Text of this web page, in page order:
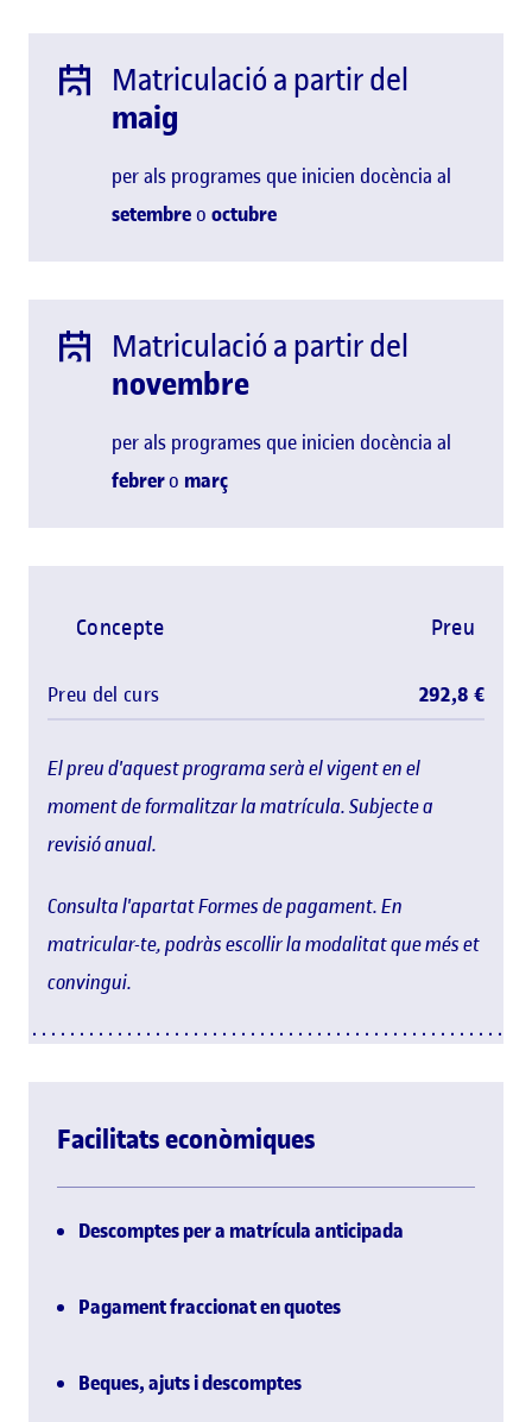
Matriculació a partir del
maig
per als programes que inicien docència al
setembreo octubre
Matriculació a partir del
novembre
per als programes que inicien docència al
febrero març
El preu d'aquest programa serà el vigent en el
moment de formalitzar la matrícula. Subjecte a
revisió anual.
Consulta l'apartat Formes de pagament. En
matricular-te, podràs escollir la modalitat que més et
convingui.
Concepte Preu
Preu del curs 292,8 €
Facilitats econòmiques
Descomptes per a matrícula anticipada
Pagament fraccionat en quotes
Beques, ajuts i descomptes